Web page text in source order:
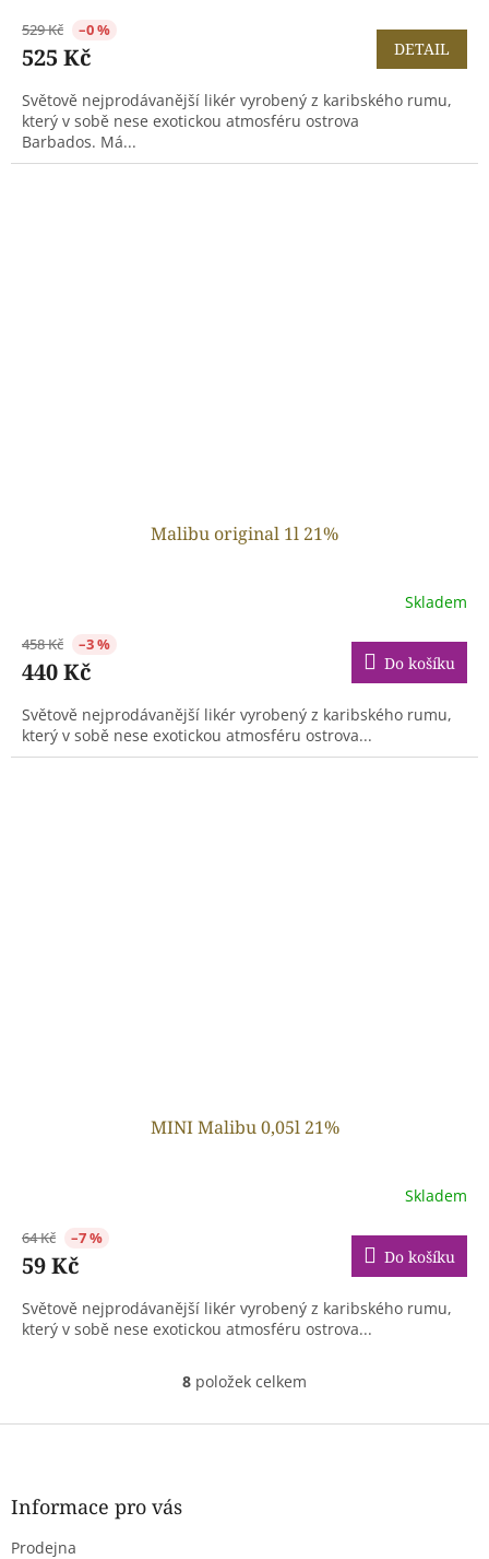
529 Kč –0 %
525 Kč DETAIL
Světově nejprodávanější likér vyrobený z karibského rumu,
který v sobě nese exotickou atmosféru ostrova
Barbados. Má...
Malibu original 1l 21%
Skladem
458 Kč –3 %
440 Kč Do košíku
Světově nejprodávanější likér vyrobený z karibského rumu,
který v sobě nese exotickou atmosféru ostrova...
MINI Malibu 0,05l 21%
Skladem
64 Kč –7 %
59 Kč Do košíku
Světově nejprodávanější likér vyrobený z karibského rumu,
který v sobě nese exotickou atmosféru ostrova...
O
l
8 položek celkem
Z
Informace pro vás
Prodejna